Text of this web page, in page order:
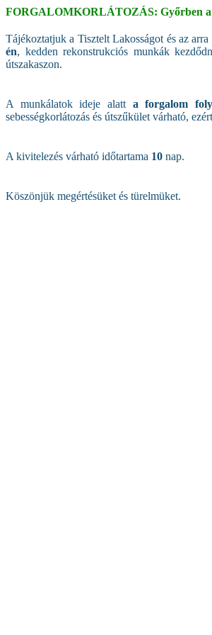
FORGALOMKORLÁTOZÁS: Győrben a
Tájékoztatjuk a Tisztelt Lakosságot és az
én, kedden rekonstrukciós munkák
útszakaszon.
A munkálatok ideje alatta forgalom
sebességkorlátozás és útszűkület várható,
A kivitelezés várható időtartama 10 nap.
Köszönjük megértésüket és türelmüket.